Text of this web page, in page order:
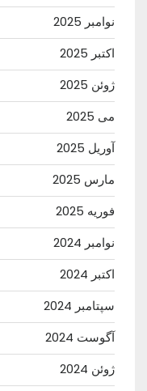
نوامبر 2025
اکتبر 2025
ژوئن 2025
می 2025
آوریل 2025
مارس 2025
فوریه 2025
نوامبر 2024
اکتبر 2024
سپتامبر 2024
آگوست 2024
ژوئن 2024